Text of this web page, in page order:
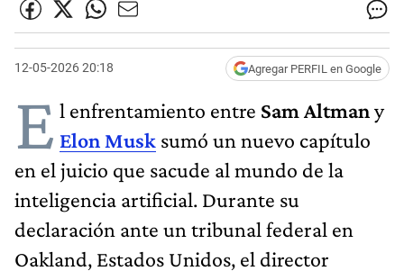
12-05-2026 20:18 Agregar PERFIL en Google
E l enfrentamiento entre Sam Altmany
Elon Musk sumó un nuevo capítulo
en el juicio que sacude al mundo de la
inteligencia artificial. Durante su
declaración ante un tribunal federal en
Oakland, Estados Unidos, el director